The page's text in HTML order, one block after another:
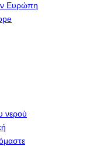
Ευρώπη
νερού